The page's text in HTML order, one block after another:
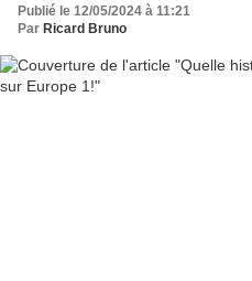
Publié le 12/05/2024 à 11:21
Par Ricard Bruno